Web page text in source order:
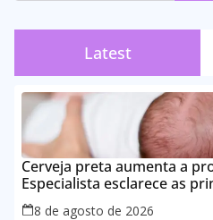
Latest
Cerveja preta aumenta a
Especialista esclarece as
alimentação durante a
8 de agosto de 2026